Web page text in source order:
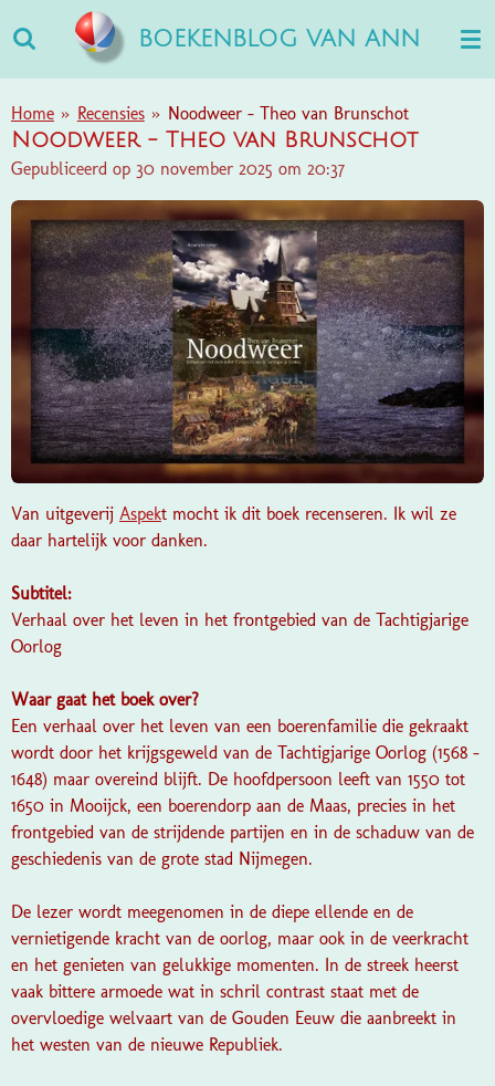
direct
naar
de
hoofdinhoud
BOEKENBLOG VAN ANN
Home » Recensies » Noodweer - Theo van Brunschot
Noodweer - Theo van Brunschot
Gepubliceerd op 30 november 2025 om 20:37
Van uitgeverij Aspekt mocht ik dit boek recenseren. Ik wil ze
daar hartelijk voor danken.
Subtitel:
Verhaal over het leven in het frontgebied van de Tachtigjarige
Oorlog
Waar gaat het boek over?
Een verhaal over het leven van een boerenfamilie die gekraakt
wordt door het krijgsgeweld van de Tachtigjarige Oorlog (1568 -
1648) maar overeind blijft. De hoofdpersoon leeft van 1550 tot
1650 in Mooijck, een boerendorp aan de Maas, precies in het
frontgebied van de strijdende partijen en in de schaduw van de
geschiedenis van de grote stad Nijmegen.
De lezer wordt meegenomen in de diepe ellende en de
vernietigende kracht van de oorlog, maar ook in de veerkracht
en het genieten van gelukkige momenten. In de streek heerst
vaak bittere armoede wat in schril contrast staat met de
overvloedige welvaart van de Gouden Eeuw die aanbreekt in
het westen van de nieuwe Republiek.